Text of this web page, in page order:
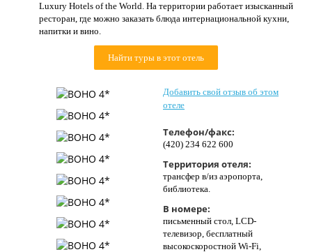
Как купить
Luxury Hotels of the World. На территории работает изысканный
ресторан, где можно заказать блюда интернациональной кухни,
напитки и вино.
Найти туры в этот отель
Добавить свой отзыв об этом
отеле
Телефон/факс:
(420) 234 622 600
Территория отеля:
трансфер в/из аэропорта,
библиотека.
В номере:
письменный стол, LCD-
телевизор, бесплатный
высокоскоростной Wi-Fi,